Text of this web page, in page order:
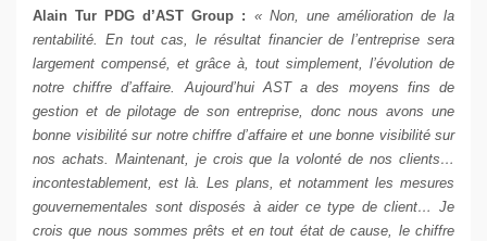
Alain Tur PDG d’AST Group : « Non, une amélioration de la
rentabilité. En tout cas, le résultat financier de l’entreprise sera
largement compensé, et grâce à, tout simplement, l’évolution de
notre chiffre d’affaire. Aujourd’hui AST a des moyens fins de
gestion et de pilotage de son entreprise, donc nous avons une
bonne visibilité sur notre chiffre d’affaire et une bonne visibilité sur
nos achats. Maintenant, je crois que la volonté de nos clients…
incontestablement, est là. Les plans, et notamment les mesures
gouvernementales sont disposés à aider ce type de client… Je
crois que nous sommes prêts et en tout état de cause, le chiffre